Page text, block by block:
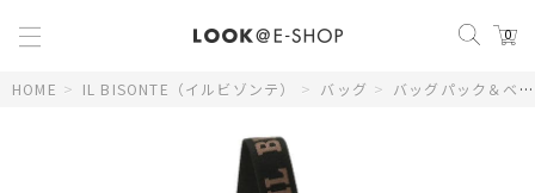
0
HOME > IL BISONTE（イルビゾンテ） > バッグ > バッグパック＆ベルトバッグ